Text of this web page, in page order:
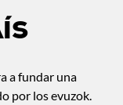
a fundar una
por los evuzok.